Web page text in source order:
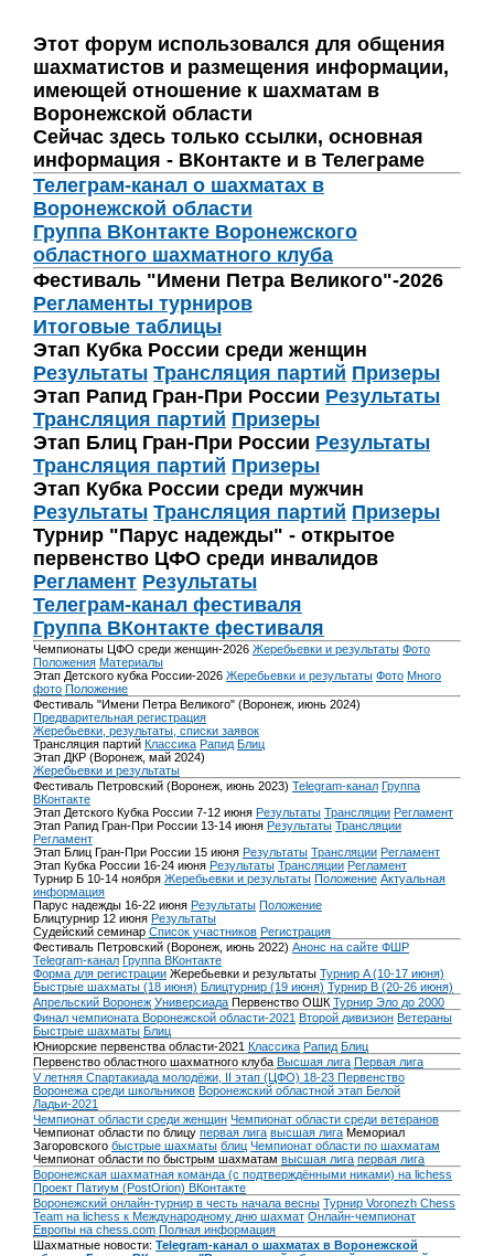
Этот форум использовался для общения
шахматистов и размещения информации,
имеющей отношение к шахматам в
Воронежской области
Сейчас здесь только ссылки, основная
информация - ВКонтакте и в Телеграме
Телеграм-канал о шахматах в
Воронежской области
Группа ВКонтакте Воронежского
областного шахматного клуба
Фестиваль "Имени Петра Великого"-2026
Регламенты турниров
Итоговые таблицы
Этап Кубка России среди женщин
Результаты Трансляция партий Призеры
Этап Рапид Гран-При России Результаты
Трансляция партий Призеры
Этап Блиц Гран-При России Результаты
Трансляция партий Призеры
Этап Кубка России среди мужчин
Результаты Трансляция партий Призеры
Турнир "Парус надежды" - открытое
первенство ЦФО среди инвалидов
Регламент Результаты
Телеграм-канал фестиваля
Группа ВКонтакте фестиваля
Чемпионаты ЦФО среди женщин-2026 Жеребьевки и результаты Фото
Положения Материалы
Этап Детского кубка России-2026 Жеребьевки и результаты Фото Много
фото Положение
Фестиваль "Имени Петра Великого" (Воронеж, июнь 2024)
Предварительная регистрация
Жеребьевки, результаты, списки заявок
Трансляция партий Классика Рапид Блиц
Этап ДКР (Воронеж, май 2024)
Жеребьевки и результаты
Фестиваль Петровский (Воронеж, июнь 2023) Telegram-канал Группа
ВКонтакте
Этап Детского Кубка России 7-12 июня Результаты Трансляции Регламент
Этап Рапид Гран-При России 13-14 июня Результаты Трансляции
Регламент
Этап Блиц Гран-При России 15 июня Результаты Трансляции Регламент
Этап Кубка России 16-24 июня Результаты Трансляции Регламент
Турнир Б 10-14 ноября Жеребьевки и результаты Положение Актуальная
информация
Парус надежды 16-22 июня Результаты Положение
Блицтурнир 12 июня Результаты
Судейский семинар Список участников Регистрация
Фестиваль Петровский (Воронеж, июнь 2022) Анонс на сайте ФШР
Telegram-канал Группа ВКонтакте
Форма для регистрации Жеребьевки и результаты Турнир A (10-17 июня)
Быстрые шахматы (18 июня) Блицтурнир (19 июня) Турнир B (20-26 июня)
Апрельский Воронеж Универсиада Первенство ОШК Турнир Эло до 2000
Финал чемпионата Воронежской области-2021 Второй дивизион Ветераны
Быстрые шахматы Блиц
Юниорские первенства области-2021 Классика Рапид Блиц
Первенство областного шахматного клуба Высшая лига Первая лига
V летняя Спартакиада молодёжи, II этап (ЦФО) 18-23 Первенство
Воронежа среди школьников Воронежский областной этап Белой
Ладьи-2021
Чемпионат области среди женщин Чемпионат области среди ветеранов
Чемпионат области по блицу первая лига высшая лига Мемориал
Загоровского быстрые шахматы блиц Чемпионат области по шахматам
Чемпионат области по быстрым шахматам высшая лига первая лига
Воронежская шахматная команда (с подтверждёнными никами) на lichess
Проект Патиум (PostOrion) ВКонтакте
Воронежский онлайн-турнир в честь начала весны Турнир Voronezh Chess
Team на lichess к Международному дню шахмат Онлайн-чемпионат
Европы на chess.com Полная информация
Шахматные новости: Telegram-канал о шахматах в Воронежской